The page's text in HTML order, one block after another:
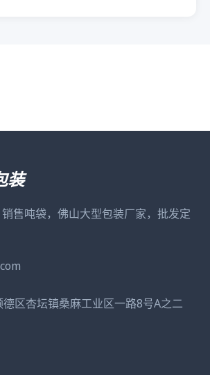
售吨袋，佛山大型包装厂家，批发定
区杏坛镇桑麻工业区一路8号A之二